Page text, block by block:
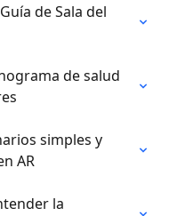
de Sala del
de salud
simples y
AR
la